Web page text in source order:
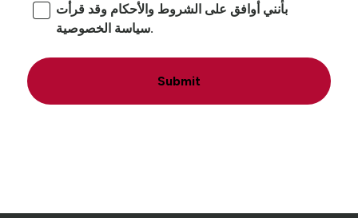
بأنني أوافق على الشروط والأحكام وقد قرأت
سياسة الخصوصية.
Submit